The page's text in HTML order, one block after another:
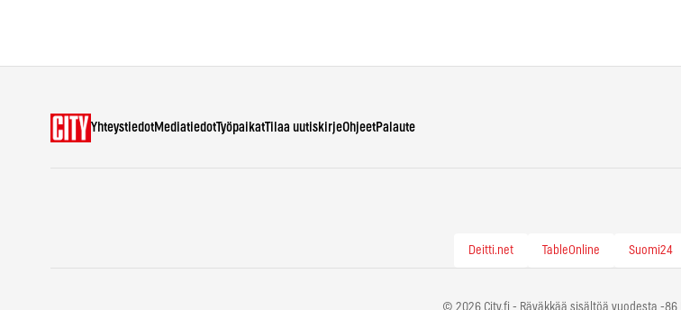
YhteystiedotMediatiedotTyöpaikatTilaa uutiskirjeOhjeetPalaute
Deitti.net TableOnline Suomi24